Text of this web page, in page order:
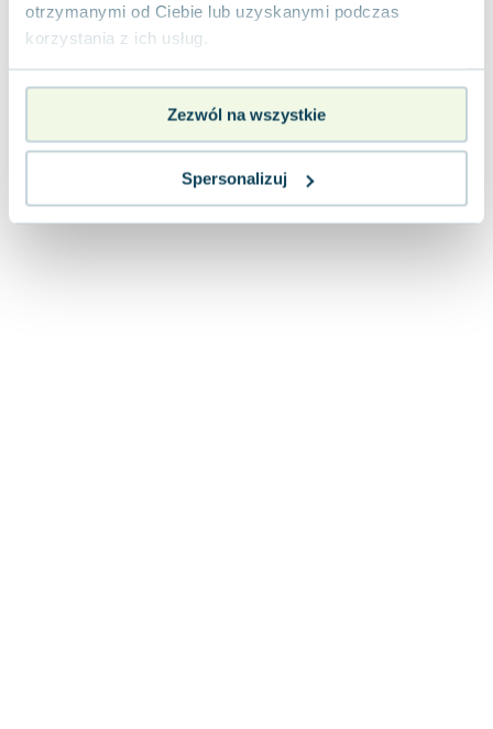
otrzymanymi od Ciebie lub uzyskanymi podczas
korzystania z ich usług.
Zezwól na wszystkie
Spersonalizuj